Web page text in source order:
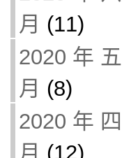
月 (11)
2020 年 五
月 (8)
2020 年 四
月 (12)